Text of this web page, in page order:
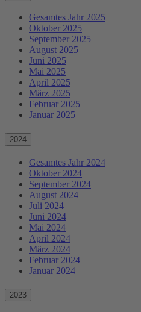
Gesamtes Jahr 2025
Oktober 2025
September 2025
August 2025
Juni 2025
Mai 2025
April 2025
März 2025
Februar 2025
Januar 2025
2024
Gesamtes Jahr 2024
Oktober 2024
September 2024
August 2024
Juli 2024
Juni 2024
Mai 2024
April 2024
März 2024
Februar 2024
Januar 2024
2023